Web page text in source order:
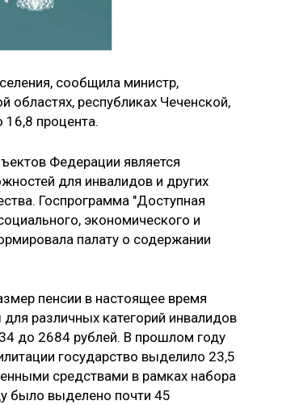
сообщила министр,
областях, республиках Чеченской,
16,8 процента.
Федерации является
для инвалидов и других
Госпрограмма "Доступная
экономического и
палату о содержании
пенсии в настоящее время
различных категорий инвалидов
до 2684 рублей. В прошлом году
государство выделило 23,5
средствами в рамках набора
было выделено почти 45